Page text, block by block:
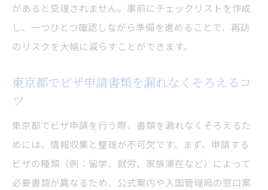
があると受理されません。事前にチェックリストを作成
し、一つひとつ確認しながら準備を進めることで、再訪
のリスクを大幅に減らすことができます。
東京都でビザ申請書類を漏れなくそろえるコ
ツ
東京都でビザ申請を行う際、書類を漏れなくそろえるた
めには、情報収集と整理が不可欠です。まず、申請する
ビザの種類（例：留学、就労、家族滞在など）によって
必要書類が異なるため、公式案内や入国管理局の窓口案